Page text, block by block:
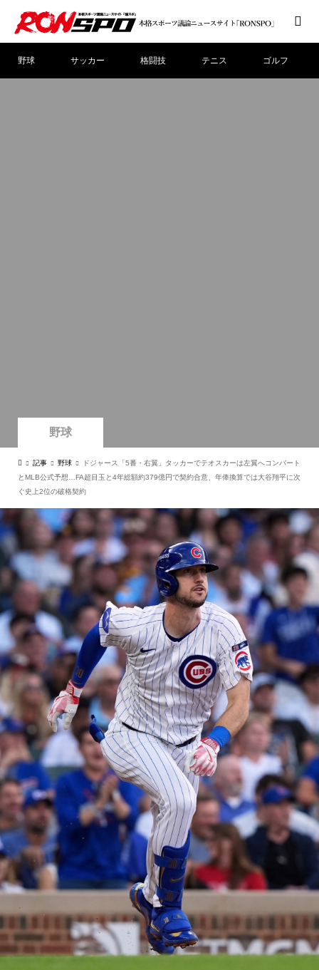
野球 サッカー 格闘技 テニス ゴルフ
野球
記事 野球
ドジャース「5番・右翼」タッカーでテオスカーは左翼へコンバート
とMLB公式予想…FA超目玉と4年総額約379億円で契約合意、年俸換算では大谷翔平に次
ぐ史上2位の破格契約